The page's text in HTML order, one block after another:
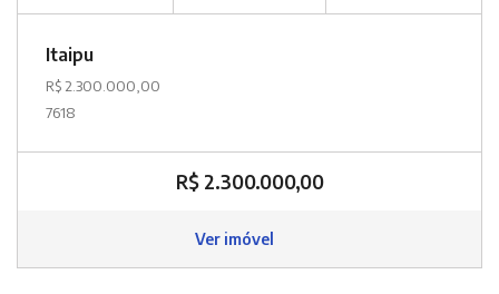
Itaipu
R$ 2.300.000,00
7618
R$ 2.300.000,00
Ver imóvel